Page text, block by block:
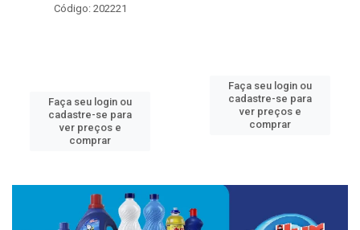
Código: 202221
Faça seu login ou
cadastre-se para
ver preços e
comprar
Faça seu login ou
cadastre-se para
ver preços e
comprar